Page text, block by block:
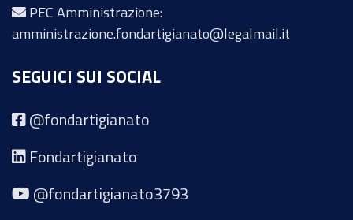
PEC Amministrazione:
amministrazione.fondartigianato@legalmail.it
SEGUICI SUI SOCIAL
@fondartigianato
Fondartigianato
@fondartigianato3793